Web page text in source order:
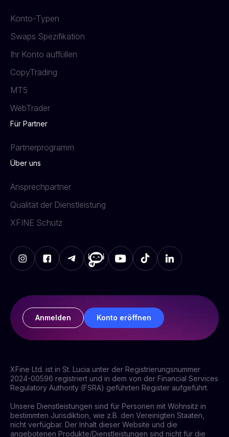
Konto-Typen
Swaps Spezifikation
Ihr Konto auffüllen
CopyTrading
MT5
WebTrader
Für Partner
Partnerprogramm
Über uns
Ansprechpartner
Qualität der Dienstleistung
XFINE Schutz
Anmelden Konto eröffnen
XFine Ltd. ist in St. Lucia unter der Registrierungsnummer
2024-00596 registriert und in dem von der Financial Services
Regulatory Authority (FSRA) geführten Register aufgeführt.
Unsere Dienstleistungen sind für Personen mit Wohnsitz in
bestimmten Jurisdiktion, wie z.B. den Vereinigten Staaten,
nicht verfügbar. Der Inhalt dieser Website und die
angebotenen Produkte/Dienstleistungen sind nicht für die